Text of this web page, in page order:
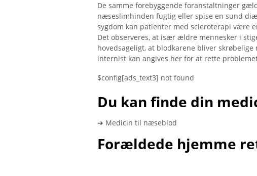
De samme forebyggende foranstaltninger
næseslimhinden fugtig eller spise en sund
sygdom kan patienter med scleroterapi være
Det observeres, at især ældre mennesker i
hovedsageligt, at blodkarene bliver
internist kan angives her for at rette
$config[ads_text3] not found
Du kan finde din
➔ Medicin til næseblod
Forældede hjemme